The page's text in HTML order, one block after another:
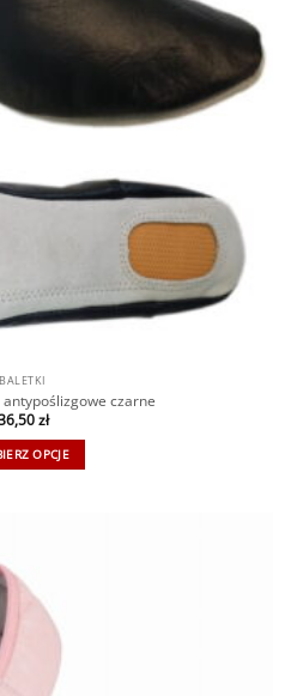
BALETKI
czarne
zł
OPCJE